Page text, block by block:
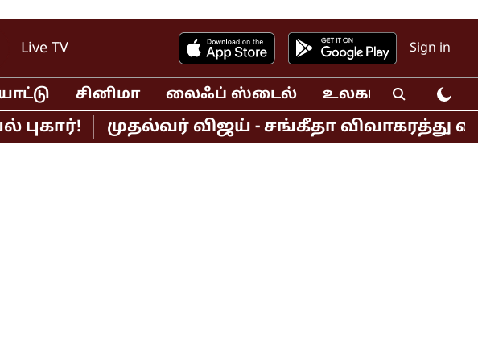
Live TV Sign in
சினிமா லைஃப் ஸ்டைல் உலகம்
முதல்வர் விஜய் - சங்கீதா விவாகரத்து